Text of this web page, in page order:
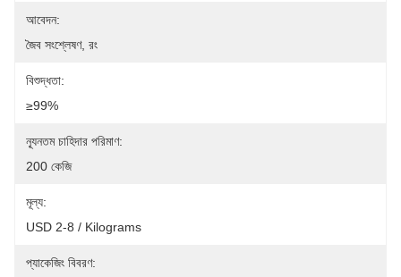
আবেদন:
জৈব সংশ্লেষণ, রং
বিশুদ্ধতা:
≥99%
ন্যূনতম চাহিদার পরিমাণ:
200 কেজি
মূল্য:
USD 2-8 / Kilograms
প্যাকেজিং বিবরণ: